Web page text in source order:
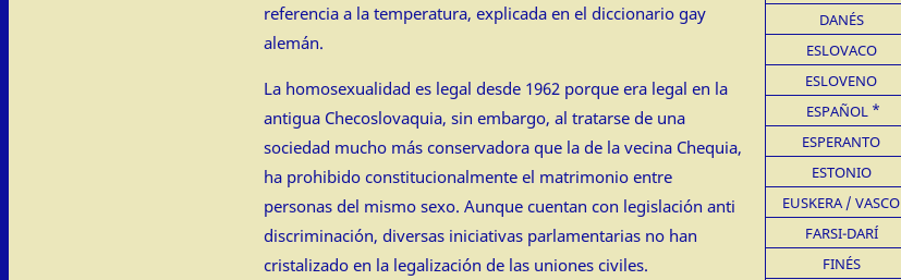
referencia a la temperatura, explicada en el diccionario gay
alemán.
La homosexualidad es legal desde 1962 porque era legal en la
antigua Checoslovaquia, sin embargo, al tratarse de una
sociedad mucho más conservadora que la de la vecina Chequia,
ha prohibido constitucionalmente el matrimonio entre
personas del mismo sexo. Aunque cuentan con legislación anti
discriminación, diversas iniciativas parlamentarias no han
cristalizado en la legalización de las uniones civiles.
DANÉS
ESLOVACO
ESLOVENO
ESPAÑOL
ESPERANTO
ESTONIO
EUSKERA / VASCO
FARSI-DARÍ
FINÉS